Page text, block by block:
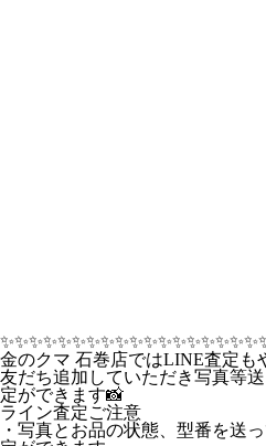
金のクマ 石巻店ではLINE査定も
友だち追加していただき写真等
定ができます📸
ライン査定ご注意
・写真とお品の状態、型番を送